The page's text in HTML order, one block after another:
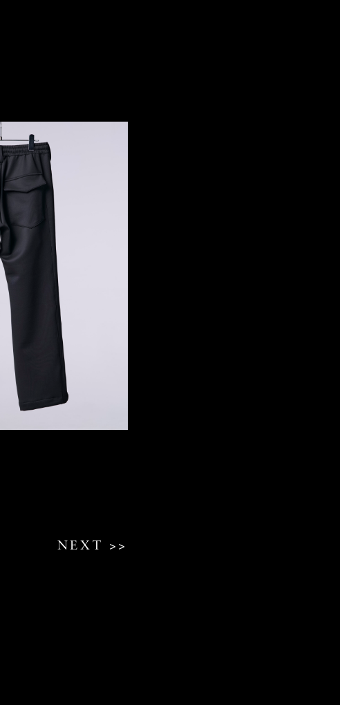
NEXT >>